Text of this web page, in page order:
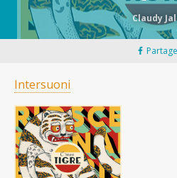
Claudy
Intersuoni